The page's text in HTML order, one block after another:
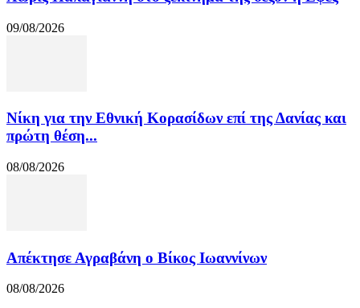
09/08/2026
Νίκη για την Εθνική Κορασίδων επί της Δανίας και
πρώτη θέση...
08/08/2026
Απέκτησε Αγραβάνη ο Βίκος Ιωαννίνων
08/08/2026